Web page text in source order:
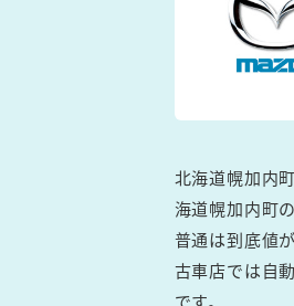
北海道幌加内
海道幌加内町
普通は到底値
古車店では自
です。